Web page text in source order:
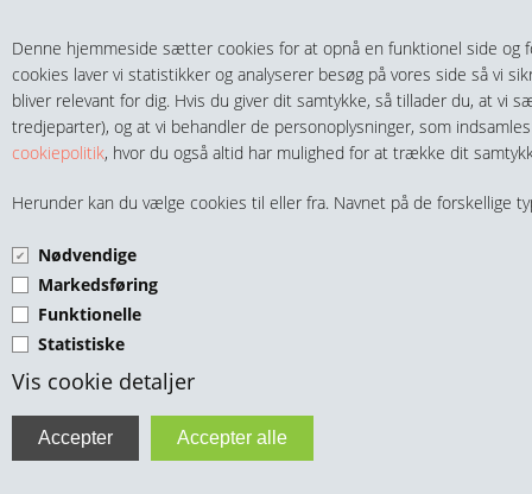
Denne hjemmeside sætter cookies for at opnå en funktionel side
cookies laver vi statistikker og analyserer besøg på vores side så vi
bliver relevant for dig. Hvis du giver dit samtykke, så tillader du, at vi
tredjeparter), og at vi behandler de personoplysninger, som
cookiepolitik, hvor du også altid har mulighed for at trække dit
Herunder kan du vælge cookies til eller fra. Navnet på de forskellige
Nødvendige
Markedsføring
Funktionelle
Statistiske
Vis cookie detaljer
Teltech.dk 0 vare(r) i kurven
0,00 DKK
MENU
FITTINGS
HANER & VENTILER
SLANGER, KOBLINGER & TILBEHØR
RØR & TILBEHØR
KUGLE- & RULLELEJER